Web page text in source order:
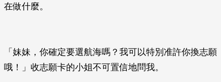
在做什麼。
「妹妹，你確定要選航海嗎？我可以特別准許你換志願
哦！」收志願卡的小姐不可置信地問我。